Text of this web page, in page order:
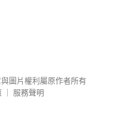
圖片權利屬原作者所有
服務聲明